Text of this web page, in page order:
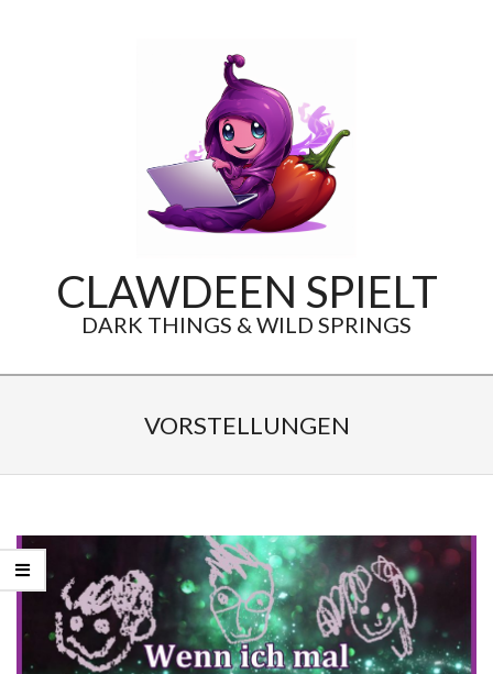
CLAWDEEN SPIELT
DARK THINGS & WILD SPRINGS
VORSTELLUNGEN